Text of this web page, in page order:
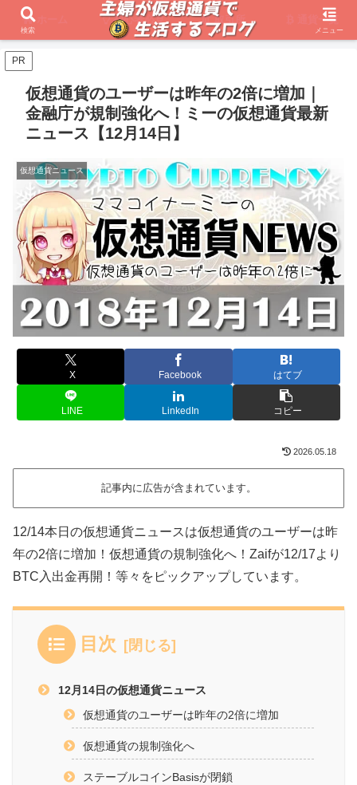
ホーム 初心者必見 取引所 通貨一覧
PR
仮想通貨のユーザーは昨年の2倍に増加｜
金融庁が規制強化へ！ミーの仮想通貨最新
ニュース【12月14日】
仮想通貨ニュース
X Facebook はてブ
LINE LinkedIn コピー
2026.05.18
記事内に広告が含まれています。
12/14本日の仮想通貨ニュースは仮想通貨のユーザーは昨
年の2倍に増加！仮想通貨の規制強化へ！Zaifが12/17より
BTC入出金再開！等々をピックアップしています。
目次
12月14日の仮想通貨ニュース
仮想通貨のユーザーは昨年の2倍に増加
仮想通貨の規制強化へ
ステーブルコインBasisが閉鎖
検索 メニュー